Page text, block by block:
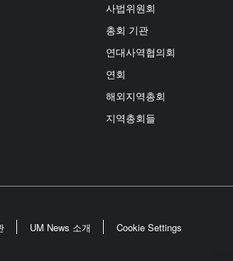
사법위원회
총회 기관
연대사역협의회
연회
해외지역총회
지역총회들
UM News 소개 Cookie Settings